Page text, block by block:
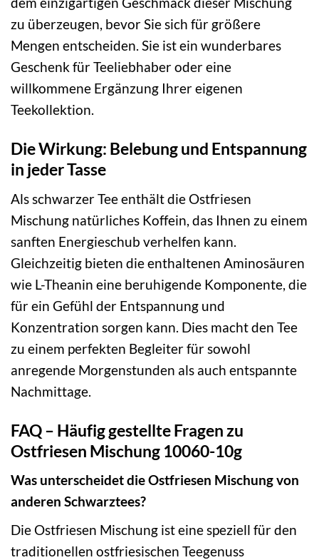
zu überzeugen, bevor Sie sich für größere
Mengen entscheiden. Sie ist ein wunderbares
Geschenk für Teeliebhaber oder eine
willkommene Ergänzung Ihrer eigenen
Teekollektion.
Die Wirkung: Belebung und Entspannung
in jeder Tasse
Als schwarzer Tee enthält die Ostfriesen
Mischung natürliches Koffein, das Ihnen zu einem
sanften Energieschub verhelfen kann.
Gleichzeitig bieten die enthaltenen Aminosäuren
wie L-Theanin eine beruhigende Komponente, die
für ein Gefühl der Entspannung und
Konzentration sorgen kann. Dies macht den Tee
zu einem perfekten Begleiter für sowohl
anregende Morgenstunden als auch entspannte
Nachmittage.
FAQ – Häufig gestellte Fragen zu
Ostfriesen Mischung 10060-10g
Was unterscheidet die Ostfriesen Mischung von
anderen Schwarztees?
Die Ostfriesen Mischung ist eine speziell für den
traditionellen ostfriesischen Teegenuss